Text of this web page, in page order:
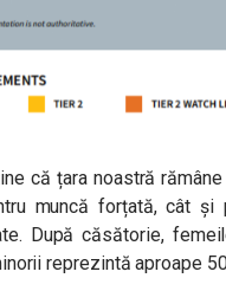
că țara noastră
muncă forțată, cât
După căsătorie,
reprezintă aproape